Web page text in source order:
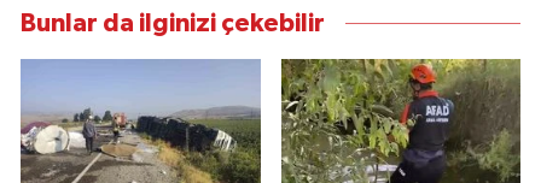
Bunlar da ilginizi çekebilir